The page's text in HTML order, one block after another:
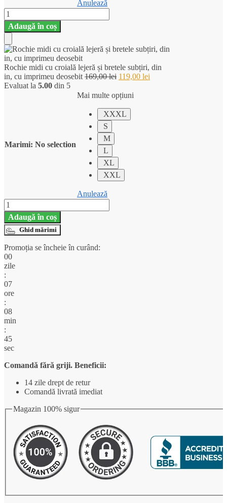
Anulează
Cantitate
Rochie
midi
croială
lejeră
și
bretele
subțiri,
Adaugă în coș
Add
to
Cart
Rochie midi cu croială lejeră și bretele subțiri, din
in, cu imprimeu deosebit 169,00lei Prețul
a
169,00 lei.
119,00 lei
Evaluat la 5.00 din 5
Marimi: No selection
Mai multe opțiuni
XXXL
S
M
L
XL
XXL
Anulează
Cantitate
Rochie
midi
cu
lejeră
și
bretele
subțiri,
din
in,
cu
imprimeu
deosebit
Adaugă în coș
Ghid mărimi
Promoția se încheie în curând:
00
zile
:
07
ore
:
08
min
:
44
sec
Comandă fără griji. Beneficii:
14 zile drept de retur
Comandă livrată imediat
Magazin 100% sigur